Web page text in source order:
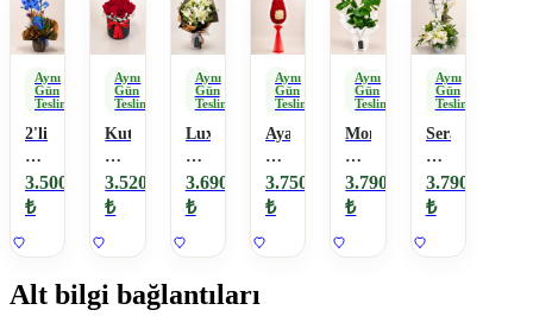
Aynı
Gün
Teslimat
2'li
Mavi
Orkide
3.500
₺
Aynı
Gün
Teslimat
Kutuda
Gül
Kırmızı
3.520
₺
Aynı
Gün
Teslimat
Luxury
Lilyum
Buketim
3.690
₺
Aynı
Gün
Teslimat
Ayaklı
Sepet
Çelenk
3.750
₺
Aynı
Gün
Teslimat
Monstera
Deve
Tabanı
Saksı
3.790
₺
Aynı
Gün
Teslimat
Seramikte
Orkideli
Beyaz
Aranjman
3.790
₺
Alt bilgi bağlantıları